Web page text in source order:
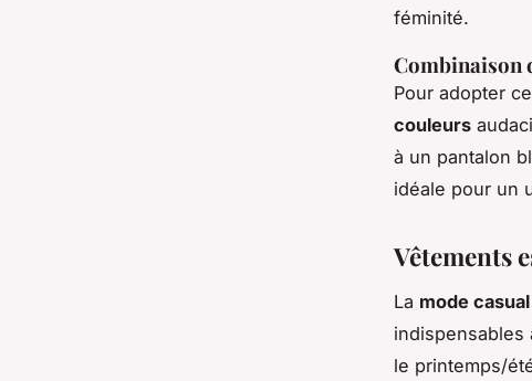
féminité.
Combinaison
Pour adopter
couleurs
à un pantalon
idéale pour un
Vêtements
La mode casual
indispensables
le printemps/